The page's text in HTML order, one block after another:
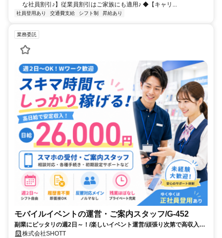
な社員割引♪】従業員割引はご家族にも適用♪ ◆【キャリ...
社員登用あり 交通費支給 シフト制 昇給あり
業務委託
モバイルイベントの運営・ご案内スタッフ/G-452
副業にピッタリの週2日～！/楽しいイベント運営/頑張り次第で高収入も
可能株式会社SHOTT